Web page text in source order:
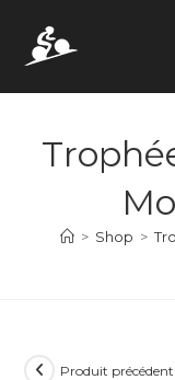
content
> Shop >
Produit précédent